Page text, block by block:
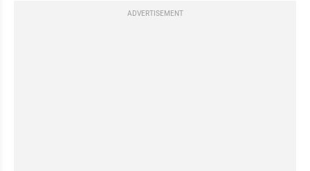
ADVERTISEMENT